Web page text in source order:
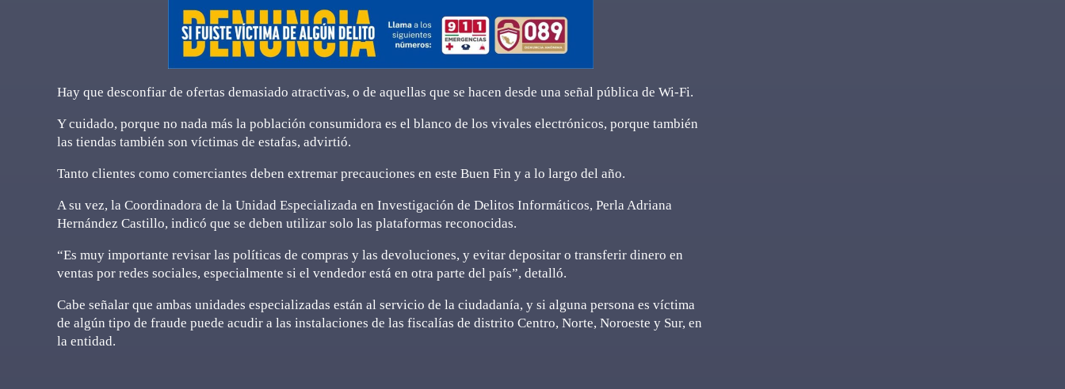
Hay que desconfiar de ofertas demasiado atractivas, o de aquellas que se hacen desde una señal pública de Wi-Fi.
Y cuidado, porque no nada más la población consumidora es el blanco de los vivales electrónicos, porque también
las tiendas también son víctimas de estafas, advirtió.
Tanto clientes como comerciantes deben extremar precauciones en este Buen Fin y a lo largo del año.
A su vez, la Coordinadora de la Unidad Especializada en Investigación de Delitos Informáticos, Perla Adriana
Hernández Castillo, indicó que se deben utilizar solo las plataformas reconocidas.
“Es muy importante revisar las políticas de compras y las devoluciones, y evitar depositar o transferir dinero en
ventas por redes sociales, especialmente si el vendedor está en otra parte del país”, detalló.
Cabe señalar que ambas unidades especializadas están al servicio de la ciudadanía, y si alguna persona es víctima
de algún tipo de fraude puede acudir a las instalaciones de las fiscalías de distrito Centro, Norte, Noroeste y Sur, en
la entidad.